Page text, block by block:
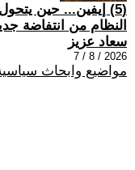
(5) إيفين... حين
النظام من انتفاضة
سعاد عزيز
2026 / 8 / 7
مواضيع وابحاث